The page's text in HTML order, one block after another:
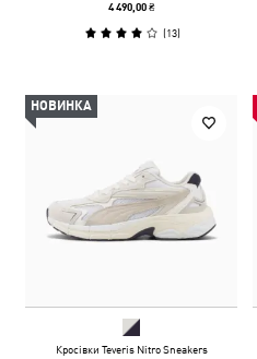
4 490,00 ₴
(13)
НОВИНКА
Кросівки Teveris Nitro Sneakers